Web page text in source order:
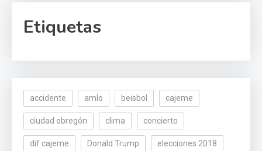
Etiquetas
accidente amlo beisbol cajeme
ciudad obregón clima concierto
dif cajeme Donald Trump elecciones 2018